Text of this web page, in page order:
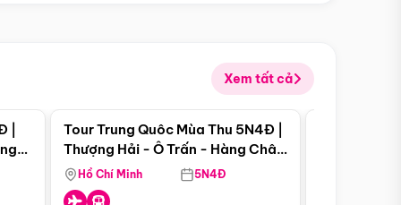
Xem tất cả
|
Điểm nổi bật
Tour Trung Quôc Mùa Thu 5N4Đ |
Thượng Hải - Ô Trấn - Hàng Châu
(Tour Không Shopping)
Hồ Chí Minh 5N4Đ